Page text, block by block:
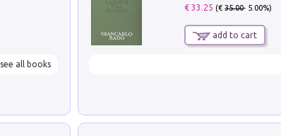
see all books
€ 33.25 (€35.00- 5.00%)
add to cart